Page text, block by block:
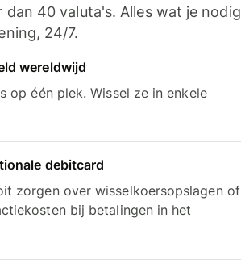
40 valuta's. Alles wat je nodig
24/7.
wereldwijd
op één plek. Wissel ze in enkele
debitcard
zorgen over wisselkoersopslagen of
bij betalingen in het